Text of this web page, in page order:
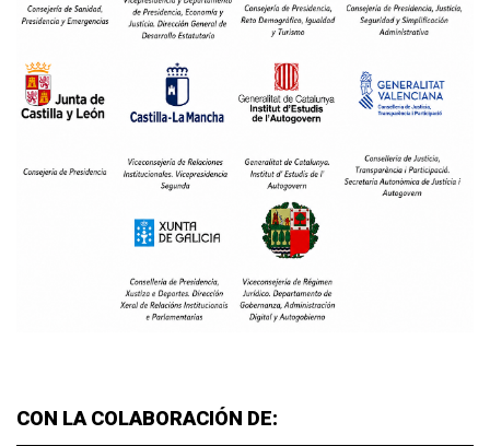
CON LA COLABORACIÓN DE: